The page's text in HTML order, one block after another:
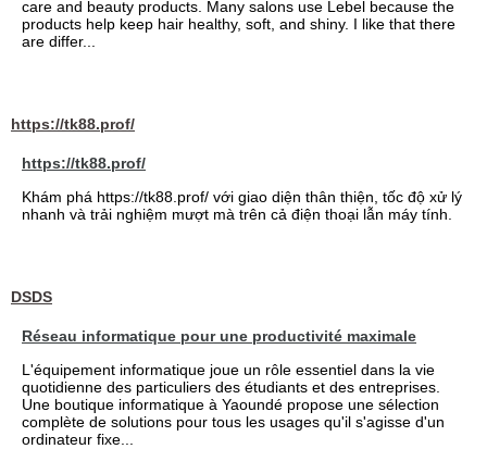
care and beauty products. Many salons use Lebel because the
products help keep hair healthy, soft, and shiny. I like that there
are differ...
https://tk88.prof/
https://tk88.prof/
Khám phá https://tk88.prof/ với giao diện thân thiện, tốc độ xử lý
nhanh và trải nghiệm mượt mà trên cả điện thoại lẫn máy tính.
DSDS
Réseau informatique pour une productivité maximale
L'équipement informatique joue un rôle essentiel dans la vie
quotidienne des particuliers des étudiants et des entreprises.
Une boutique informatique à Yaoundé propose une sélection
complète de solutions pour tous les usages qu'il s'agisse d'un
ordinateur fixe...